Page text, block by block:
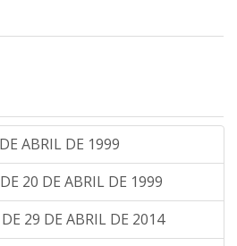
ABRIL DE 1999
20 DE ABRIL DE 1999
29 DE ABRIL DE 2014